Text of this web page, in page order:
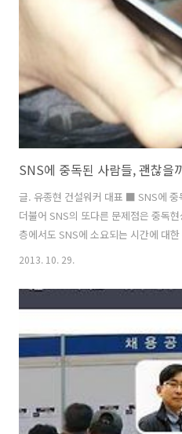
올리지 말라"는 것이다. SNS에서 (보
정말 가당치도 않다. 청와대나 국정원
에 올린 글..
SNS에 중독된 사람들, 괜찮을
글. 유종현 건설워커 대표 ■ SNS에 중
더불어 SNS의 또다른 문제점은 중독
층에서도 SNS에 소요되는 시간에 대
이고 포기하면서 SNS공간에서의 활
은 페이스북의 뉴스피드나 트위터의
다른 사람들의 반응(좋아요, 댓글, 리
많은 관심을 받길 원한다. 미국 하버드
2013. 10. 29.